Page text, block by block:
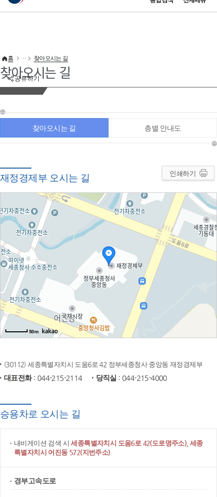
이 누리집은 대한민국 공식 전자정부 누리집입니다.
공유하기
홈 찾아오시는 길
찾아오시는 길
찾아오시는 길 층별 안내도
재정경제부 오시는 길 인쇄하기
50m
(30112) 세종특별자치시 도움6로 42 정부세종청사 중앙동 재정경제부
대표전화: 044-215-2114 당직실 : 044-215-4000
승용차로 오시는 길
내비게이션 검색 시세종특별자치시 도움6로 42(도로명주소), 세종
특별자치시 어진동 572(지번주소)
경부고속도로